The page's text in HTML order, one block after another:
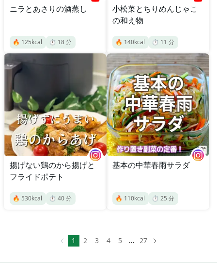
ニラとあさりの酒蒸し
🔥 125kcal ⏱️ 18分
小松菜とちりめんじゃこ
の和え物
🔥 140kcal ⏱️ 11 分
揚げない鶏のから揚げと
フライドポテト
🔥 530kcal ⏱️ 40分
基本の中華春雨サラダ
🔥 110kcal ⏱️ 25 分
1 2 3 4 5 ... 27